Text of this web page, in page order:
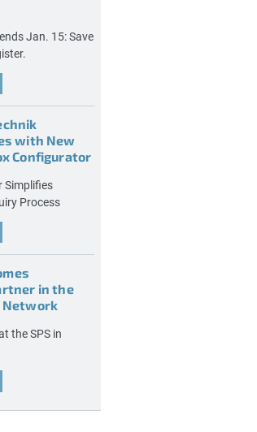
Jan. 15: Save
with New
Configurator
Simplifies
Process
in the
Network
the SPS in